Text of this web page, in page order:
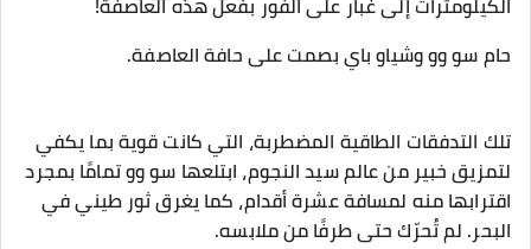
حام سو وو وشياو باي بصمت على حافة العاصفة.
تلك التدفقات الطاقية المضطربة، التي كانت قوية بما يكفي
لتمزيق خبير من عالم سيد النجوم، ابتلعها سو وو تمامًا بمجرد
اقترابها منه لمسافة عشرة أقدام، كما يغرق ثور طيني في
البحر. لم تُحرّك حتى طرفًا من ملابسه.